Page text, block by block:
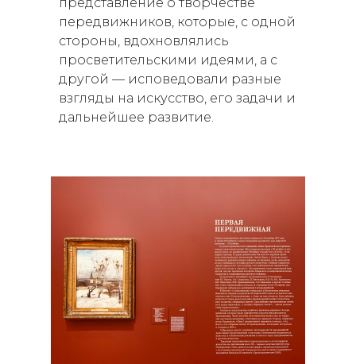
передвижников, которые, с одной
стороны, вдохновлялись
просветительскими идеями, а с
другой — исповедовали разные
взгляды на искусство, его задачи и
дальнейшее развитие.